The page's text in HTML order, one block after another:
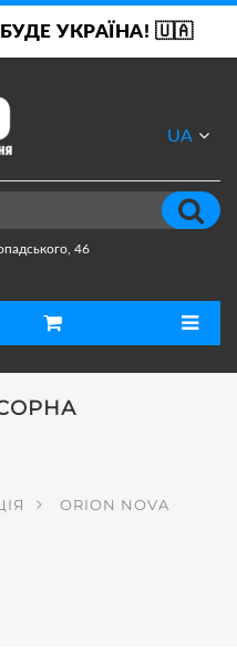
УКРАЇНА! 🇺🇦
46
UA
RU
ORION NOVA